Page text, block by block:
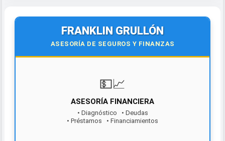
FRANKLIN GRULLÓN
ASESORÍA DE SEGUROS Y FINANZAS
💵📈
ASESORÍA FINANCIERA
• Diagnóstico • Deudas
• Préstamos • Financiamientos
¡Contáctanos hoy!